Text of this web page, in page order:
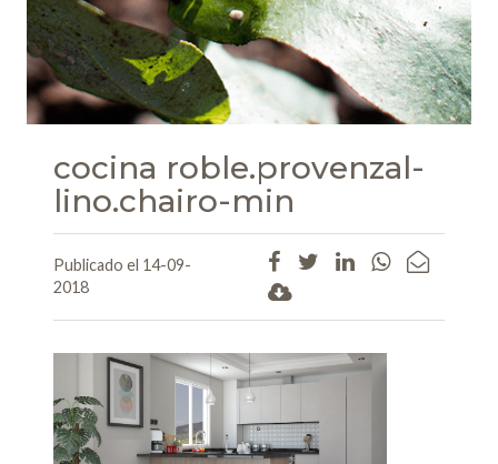
cocina roble.provenzal-
lino.chairo-min
Publicado el 14-09-
2018